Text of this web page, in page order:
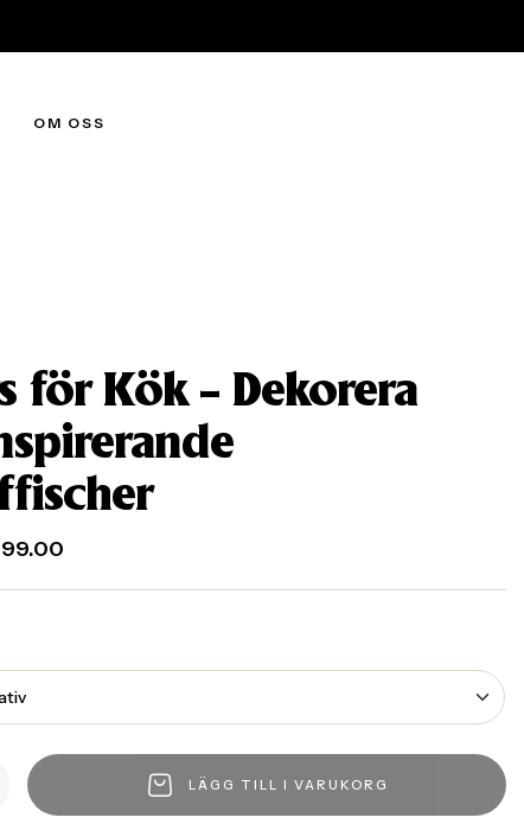
OM OSS
för Kök – Dekorera
LÄGG TILL I VARUKORG